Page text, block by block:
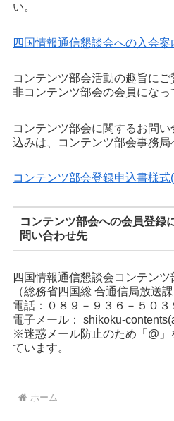
い。
四国情報通信懇談会への入会案
コンテンツ部会活動の趣旨に
非コンテンツ部会の会員になっ
コンテンツ部会に関するお問
込みは、コンテンツ部会事務局
コンテンツ部会登録申込書様式
コンテンツ部会への会員登録
問い合わせ先
四国情報通信懇談会コンテンツ
（総務省四国総 合通信局放送課
電話：０８９－９３６－５０３
電子メール： shikoku-
※迷惑メール防止のため「@」
ています。
ホーム